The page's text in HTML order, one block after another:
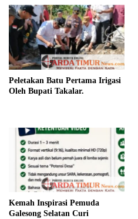
Peletakan Batu Pertama Irigasi
Oleh Bupati Takalar.
Kemah Inspirasi Pemuda
Galesong Selatan Curi